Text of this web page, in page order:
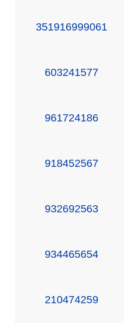
351916999061
603241577
961724186
918452567
932692563
934465654
210474259